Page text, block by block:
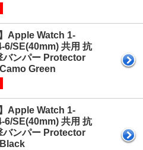
Apple Watch 1-
6/SE(40mm) 共用 抗
バンパー Protector
Green
Apple Watch 1-
6/SE(40mm) 共用 抗
バンパー Protector